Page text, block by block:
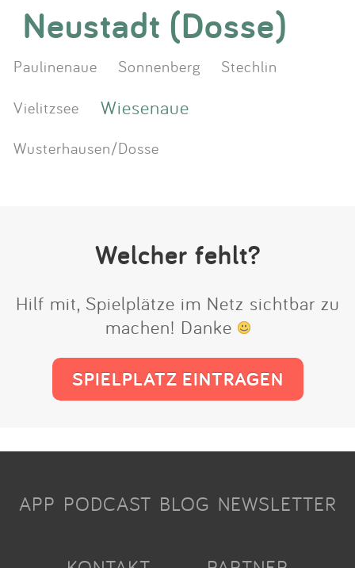
Neustadt (Dosse)
Paulinenaue Sonnenberg
Stechlin
Vielitzsee
Wiesenaue
Wusterhausen/Dosse
Welcher fehlt?
Hilf mit, Spielplätze im Netz sichtbar zu
machen! Danke
SPIELPLATZ EINTRAGEN
APP PODCAST BLOG NEWSLETTER